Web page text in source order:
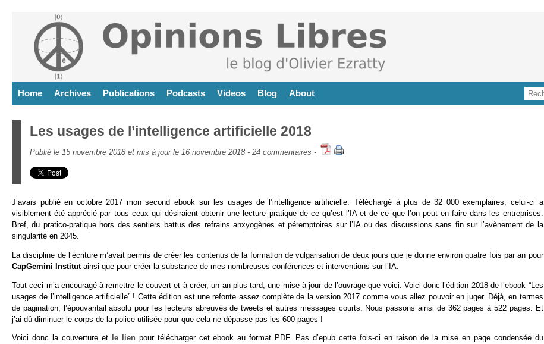
Home Archives Publications Podcasts Videos Blog About
Les usages de l’intelligence artificielle 2018
Publié le 15 novembre 2018 et mis à jour le 16 novembre 2018 - 24 commentaires -
J’avais publié en octobre 2017 mon second ebook sur les usages de l’intelligence artificielle. Téléchargé à plus de 32 000 exemplaires, celui-ci a
visiblement été apprécié par tous ceux qui désiraient obtenir une lecture pratique de ce qu’est l’IA et de ce que l’on peut en faire dans les entreprises.
Bref, du pratico-pratique hors des sentiers battus des refrains anxyogènes et péremptoires sur l’IA ou des discussions sans fin sur l’avènement de la
singularité en 2045.
La discipline de l’écriture m’avait permis de créer les contenus de la formation de vulgarisation de deux jours que je donne environ quatre fois par an pour
CapGemini Institutainsi que pour créer la substance de mes nombreuses conférences et interventions sur l’IA.
Tout ceci m’a encouragé à remettre le couvert et à créer, un an plus tard, une mise à jour de l’ouvrage que voici. Voici donc l’édition 2018 de l’ebook “Les
usages de l’intelligence artificielle” ! Cette édition est une refonte assez complète de la version 2017 comme vous allez pouvoir en juger. Déjà, en termes
de pagination, l’épouvantail absolu pour les lecteurs abreuvés de tweets et autres messages courts. Nous passons ainsi de 362 pages à 522 pages. Et
j’ai dû diminuer le corps de la police utilisée pour que cela ne dépasse pas les 600 pages !
Voici donc la couverture et le lienpour télécharger cet ebook au format PDF. Pas d’epub cette fois-ci en raison de la mise en page condensée du